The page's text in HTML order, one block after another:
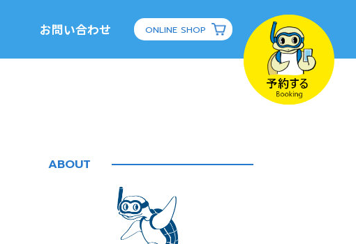
お問い合わせ ONLINE SHOP
ABOUT